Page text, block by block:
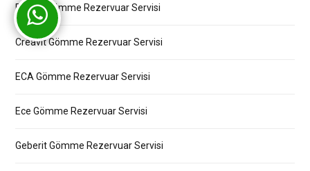
Bocchi Gömme Rezervuar Servisi
Creavit Gömme Rezervuar Servisi
ECA Gömme Rezervuar Servisi
Ece Gömme Rezervuar Servisi
Geberit Gömme Rezervuar Servisi